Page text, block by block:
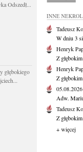
Odszedł...
głębokiego
INNE
Tadeusz
W dniu 3
Henryk
Z
Henryk
Z
05.08.2026
Adw.
Tadeusz
Z
+ więcej